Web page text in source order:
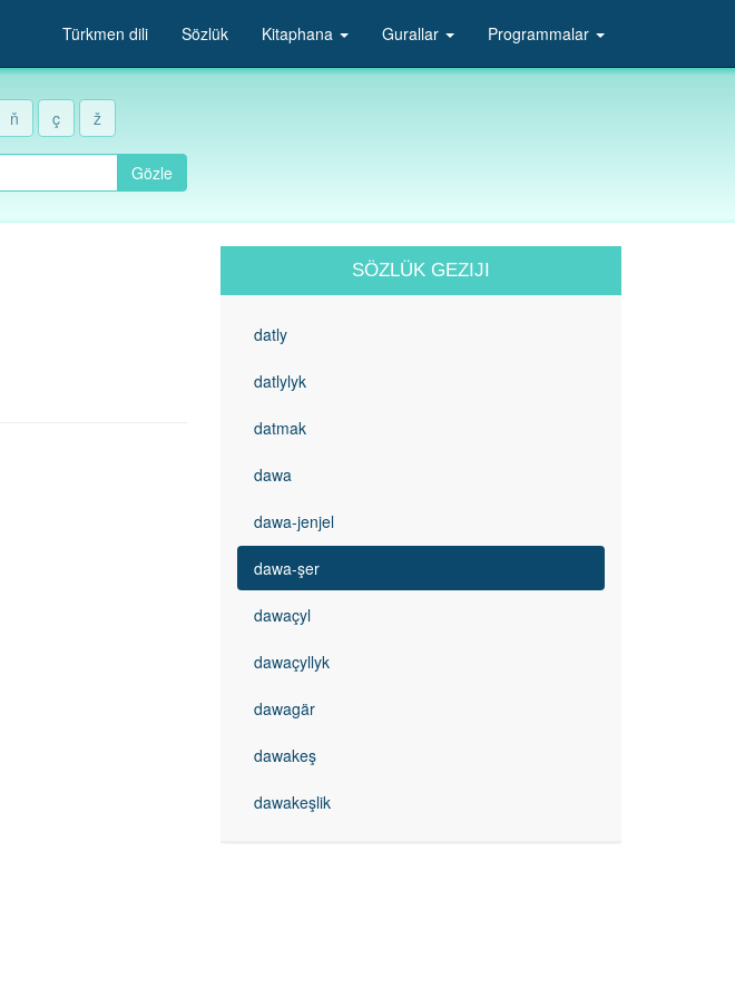
Türkmen dili Sözlük Kitaphana Gurallar Programmalar
ň ç ž
Gözle
SÖZLÜK GEZIJI
datly
datlylyk
datmak
dawa
dawa-jenjel
dawa-şer
dawaçyl
dawaçyllyk
dawagär
dawakeş
dawakeşlik